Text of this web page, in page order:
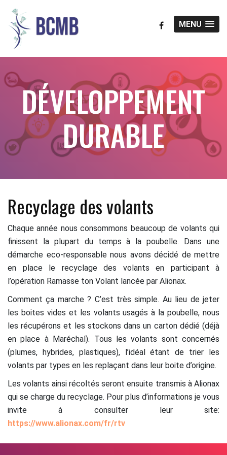
MENU
DÉVELOPPEMENT
DURABLE
Recyclage des volants
Chaque année nous consommons beaucoup de volants qui
finissent la plupart du temps à la poubelle. Dans une
démarche eco-responsable nous avons décidé de mettre
en place le recyclage des volants en participant à
l’opération Ramasse ton Volant lancée par Alionax.
Comment ça marche ? C’est très simple. Au lieu de jeter
les boites vides et les volants usagés à la poubelle, nous
les récupérons et les stockons dans un carton dédié (déjà
en place à Maréchal). Tous les volants sont concernés
(plumes, hybrides, plastiques), l’idéal étant de trier les
volants par types en les replaçant dans leur boite d’origine.
Les volants ainsi récoltés seront ensuite transmis à Alionax
qui se charge du recyclage. Pour plus d’informations je vous
invite à consulter leur site:
https://www.alionax.com/fr/rtv